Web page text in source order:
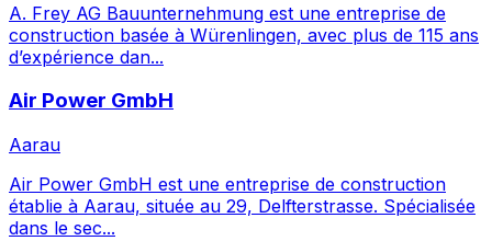
A. Frey AG Bauunternehmung est une entreprise de
construction basée à Würenlingen, avec plus de 115 ans
d’expérience dan...
Air Power GmbH
Aarau
Air Power GmbH est une entreprise de construction
établie à Aarau, située au 29, Delfterstrasse. Spécialisée
dans le sec...